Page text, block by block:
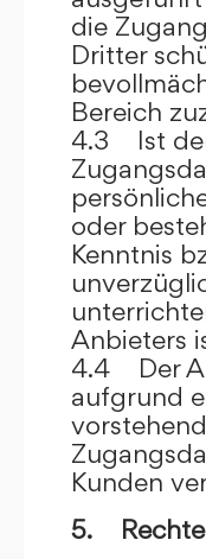
die
Dritter
Bereich
4.3 Ist
oder
Kenntnis
Anbieters
4.4 Der
aufgrund
Kunden
5.